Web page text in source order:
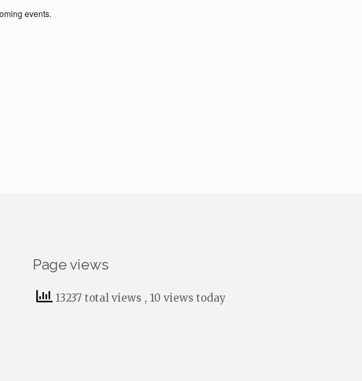
events.
Page views
13237 total views , 10 views today